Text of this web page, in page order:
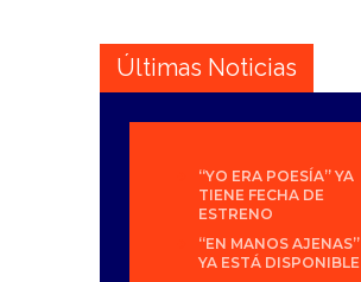
Últimas Noticias
“YO ERA POESÍA” YA
TIENE FECHA DE
ESTRENO
“EN MANOS AJENAS”
YA ESTÁ DISPONIBLE